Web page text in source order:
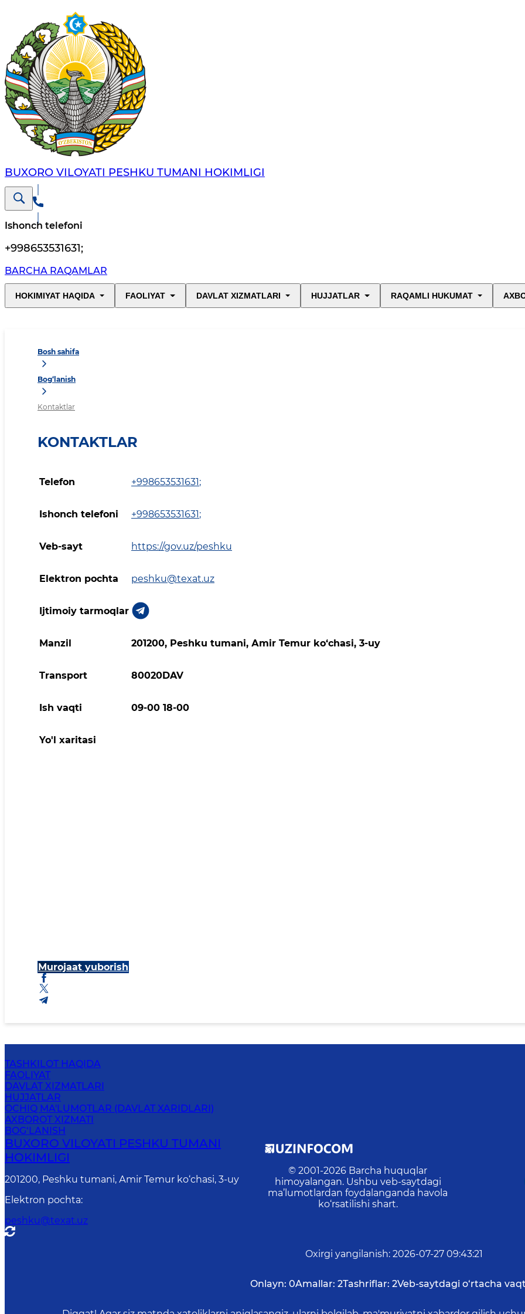
BUXORO VILOYATI PESHKU TUMANI HOKIMLIGI
Ishonch telefoni
+998653531631;
BARCHA RAQAMLAR
HOKIMIYAT HAQIDA FAOLIYAT DAVLAT XIZMATLARI HUJJATLAR RAQAMLI HUKUMAT
Bosh sahifa
Bog‘lanish
Kontaktlar
KONTAKTLAR
Telefon +998653531631 ;
Ishonch telefoni +998653531631 ;
Veb-sayt https://gov.uz/peshku
Elektron pochta peshku@texat.uz
Ijtimoiy tarmoqlar
Manzil 201200, Peshku tumani, Аmir Temur ko‘chasi, 3-uy
Transport 80020DAV
Ish vaqti 09-00 18-00
Yo'l xaritasi
Murojaat yuborish
TASHKILOT HAQIDA
FAOLIYAT
DAVLAT XIZMATLARI
HUJJATLAR
OCHIQ MA'LUMOTLAR (DAVLAT XARIDLARI)
AXBOROT XIZMATI
BOG‘LANISH
BUXORO VILOYATI PESHKU TUMANI
HOKIMLIGI
201200, Peshku tumani, Аmir Temur ko‘chasi, 3-uy
Elektron pochta:
peshku@texat.uz
© 2001-2026 Barcha huquqlar
himoyalangan. Ushbu veb-saytdagi
ma’lumotlardan foydalanganda havola
ko‘rsatilishi shart.
Oxirgi yangilanish: 2026-07-27 09:43:21
Onlayn: 0Amallar: 2Tashriflar: 2Veb-saytdagi o‘rtacha